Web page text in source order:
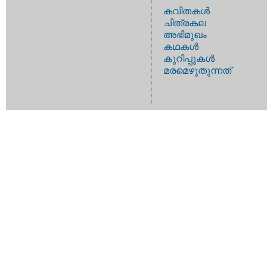
കവിതകള്‍
ചിത്രകല
അഭിമുഖം
കഥകള്‍
കുറിപ്പുകള്‍
മരമെഴുതുന്നത്